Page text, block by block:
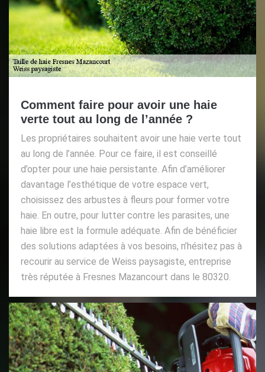
Comment faire pour avoir une haie
verte tout au long de l’année ?
Les propriétaires souhaitent avoir une haie verte tout
au long de l’année. Pour ce faire, il est conseillé
d’opter pour une haie persistante. Afin d’améliorer
davantage l’esthétique de votre espace vert,
choisissez des arbustes à fleurs pour former votre
haie. En outre, pour lutter contre les parasites, une
haie libre est la formule adéquate. Afin de bénéficier
des solutions adaptées à vos besoins, n’hésitez pas à
recourir au service de Weiss paysagiste, entreprise
très réputée à Fresnes Mazancourt dans le 80320.